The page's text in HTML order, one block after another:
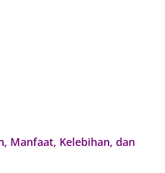
Manfaat, Kelebihan, dan